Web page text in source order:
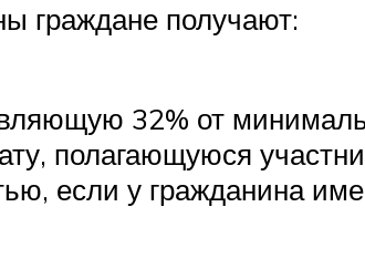
граждане получают:
32% от
полагающуюся
если у гражданина